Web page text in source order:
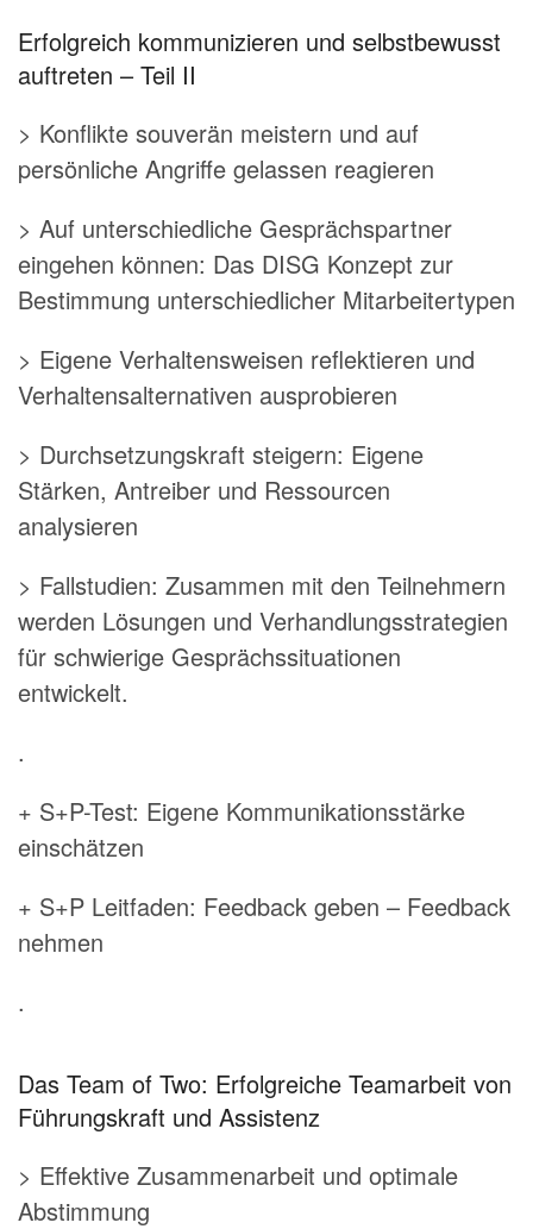
Erfolgreich kommunizieren und selbstbewusst
auftreten – Teil II
> Konflikte souverän meistern und auf
persönliche Angriffe gelassen reagieren
> Auf unterschiedliche Gesprächspartner
eingehen können: Das DISG Konzept zur
Bestimmung unterschiedlicher Mitarbeitertypen
> Eigene Verhaltensweisen reflektieren und
Verhaltensalternativen ausprobieren
> Durchsetzungskraft steigern: Eigene
Stärken, Antreiber und Ressourcen
analysieren
> Fallstudien: Zusammen mit den Teilnehmern
werden Lösungen und Verhandlungsstrategien
für schwierige Gesprächssituationen
entwickelt.
.
+ S+P-Test: Eigene Kommunikationsstärke
einschätzen
+ S+P Leitfaden: Feedback geben – Feedback
nehmen
.
Das Team of Two: Erfolgreiche Teamarbeit von
Führungskraft und Assistenz
> Effektive Zusammenarbeit und optimale
Abstimmung